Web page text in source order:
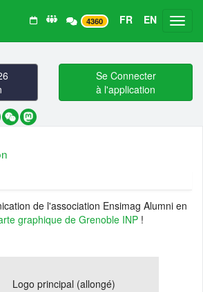
4360 FR EN
Se Connecter
à l'application
WeChatMastodon
de l'association Ensimag Alumni en
graphique de Grenoble INP !
Logo principal (allongé)